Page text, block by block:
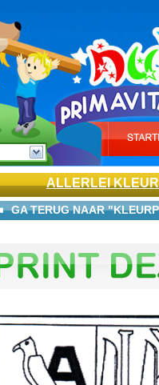
ALLERLEI
GA TERUG NAAR